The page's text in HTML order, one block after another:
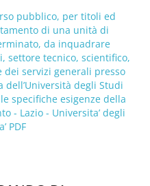
pubblico, per titoli ed
di una unità di
da inquadrare
settore tecnico, scientifico,
servizi generali presso
degli Studi
specifiche esigenze della
- Lazio - Universita’ degli
PDF